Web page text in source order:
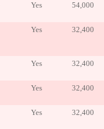
Yes 54,000
Yes 32,400
Yes 32,400
Yes 32,400
Yes 32,400